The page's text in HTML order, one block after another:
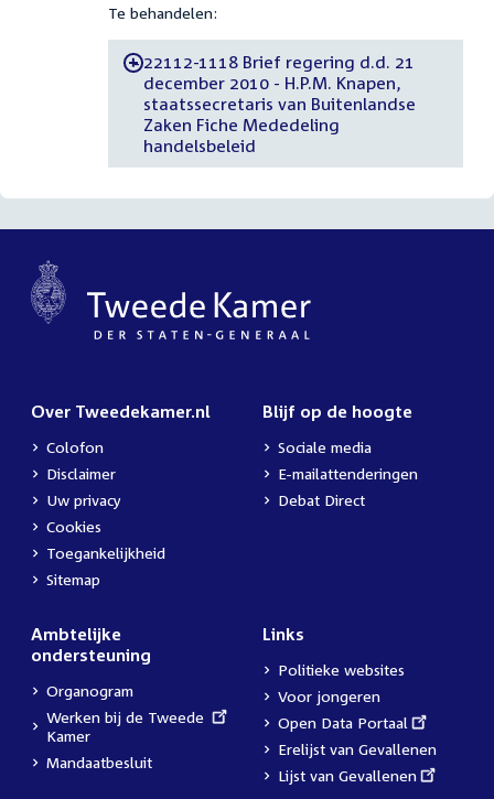
Te behandelen:
-22112-1118 Brief regering d.d. 21
december 2010 - H.P.M. Knapen,
staatssecretaris van Buitenlandse
Zaken Fiche Mededeling
handelsbeleid
Over Tweedekamer.nl
Colofon
Disclaimer
Uw privacy
Cookies
Toegankelijkheid
Sitemap
Blijf op de hoogte
Sociale media
E-mailattenderingen
Debat Direct
Ambtelijke
ondersteuning
Organogram
External
link:
Werken bij de Tweede
Kamer
Mandaatbesluit
Links
Politieke websites
Voor jongeren
External
link:
Open Data Portaal
Erelijst van Gevallenen
External
Lijst van Gevallenen